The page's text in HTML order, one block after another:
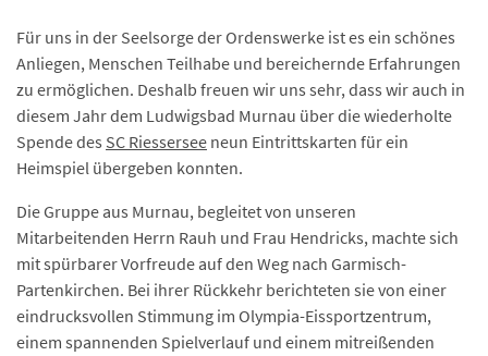
Für uns in der Seelsorge der Ordenswerke ist es ein schönes
Anliegen, Menschen Teilhabe und bereichernde Erfahrungen
zu ermöglichen. Deshalb freuen wir uns sehr, dass wir auch in
diesem Jahr dem Ludwigsbad Murnau über die wiederholte
Spende des SC Riessersee neun Eintrittskarten für ein
Heimspiel übergeben konnten.
Die Gruppe aus Murnau, begleitet von unseren
Mitarbeitenden Herrn Rauh und Frau Hendricks, machte sich
mit spürbarer Vorfreude auf den Weg nach Garmisch-
Partenkirchen. Bei ihrer Rückkehr berichteten sie von einer
eindrucksvollen Stimmung im Olympia-Eissportzentrum,
einem spannenden Spielverlauf und einem mitreißenden